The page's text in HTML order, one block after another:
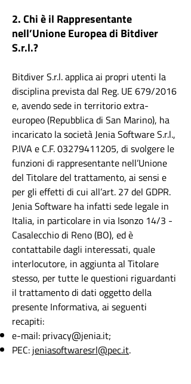
2. Chi è il Rappresentante
nell’Unione Europea di Bitdiver
S.r.l.?
Bitdiver S.r.l. applica ai propri utenti la
disciplina prevista dal Reg. UE 679/2016
e, avendo sede in territorio extra-
europeo (Repubblica di San Marino), ha
incaricato la società Jenia Software S.r.l.,
P.IVA e C.F.03279411205, di svolgere le
funzioni di rappresentante nell’Unione
del Titolare del trattamento, ai sensi e
per gli effetti di cui all’art. 27 del GDPR.
Jenia Software ha infatti sede legale in
Italia, in particolare in via Isonzo 14/3 -
Casalecchio di Reno (BO), ed è
contattabile dagli interessati, quale
interlocutore, in aggiunta al Titolare
stesso, per tutte le questioni riguardanti
il trattamento di dati oggetto della
presente Informativa, ai seguenti
recapiti:
e-mail: privacy@jenia.it;
PEC: jeniasoftwaresrl@pec.it.